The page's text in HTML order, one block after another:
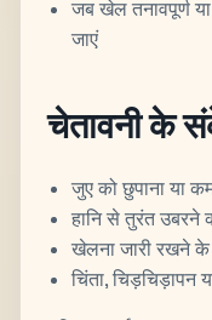
जब खेल तनावपूर्ण
जाएं
चेतावनी के
जुए को छुपाना या
हानि से तुरंत उबरने
खेलना जारी रखने के
चिंता,